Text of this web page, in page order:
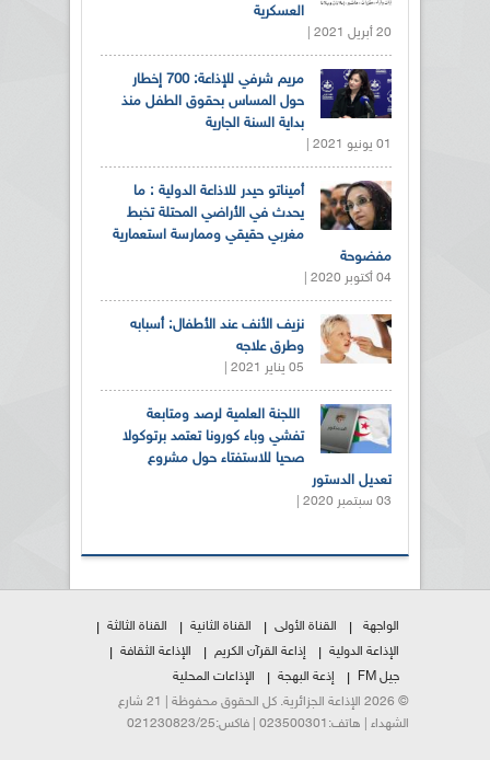
العسكرية
20 أبريل 2021 |
مريم شرفي للإذاعة: 700 إخطار
حول المساس بحقوق الطفل منذ
بداية السنة الجارية
01 يونيو 2021 |
أميناتو حيدر للاذاعة الدولية : ما
يحدث في الأراضي المحتلة تخبط
مغربي حقيقي وممارسة استعمارية
مفضوحة
04 أكتوبر 2020 |
نزيف الأنف عند الأطفال: أسبابه
وطرق علاجه
05 يناير 2021 |
اللجنة العلمية لرصد ومتابعة
تفشي وباء كورونا تعتمد برتوكولا
صحيا للاستفتاء حول مشروع
تعديل الدستور
03 سبتمبر 2020 |
الواجهة القناة الأولى القناة الثانية
القناة الثالثة
الإذاعة الدولية
إذاعة القرآن الكريم
الإذاعة الثقافة
جيل FM
إذعة البهجة
الإذاعات المحلية
© 2026 الإذاعة الجزائرية. كل الحقوق محفوظة | 21 شارع
الشهداء | هاتف:023500301 | فاكس:021230823/25